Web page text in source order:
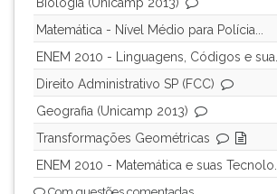
Matemática - Nível Médio para Polícia...
ENEM 2010 - Linguagens, Códigos e sua...
Direito Administrativo SP (FCC)
Geografia (Unicamp 2013)
Transformações Geométricas
ENEM 2010 - Matemática e suas Tecnolo...